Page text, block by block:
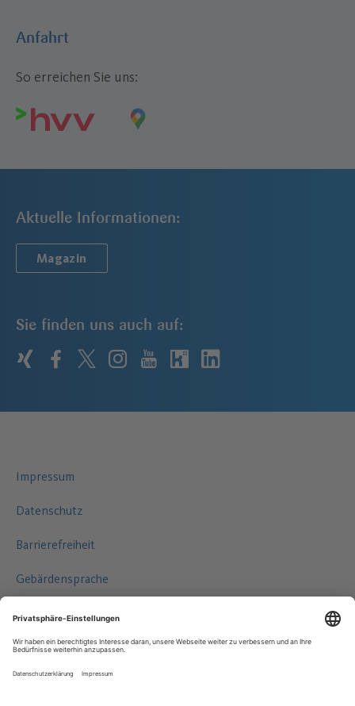
Anfahrt
So erreichen Sie uns:
Aktuelle Informationen:
Magazin
Sie finden uns auch auf:
xingfacebook
twitter
instagram
youtube
kununulinkedin
Impressum
Datenschutz
Barrierefreiheit
Gebärdensprache
Leichte Sprache